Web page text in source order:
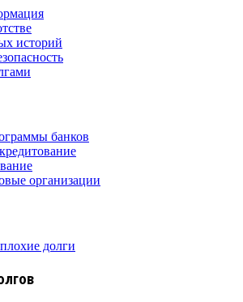
историй
банков
организации
долги